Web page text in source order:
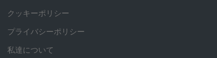
クッキーポリシー
プライバシーポリシー
私達について